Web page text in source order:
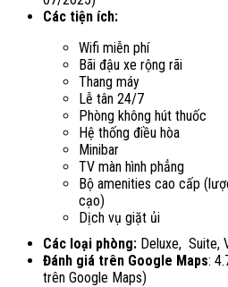
Các tiện ích:
Wifi miễn phí
Bãi đậu xe rộng rãi
Thang máy
Lễ tân 24/7
Phòng không hút thuốc
Hệ thống điều hòa
Minibar
TV màn hình phẳng
Bộ amenities cao cấp
cạo)
Dịch vụ giặt ủi
Các loại phòng: Deluxe, Suite,
Đánh giá trên Google Maps:
trên Google Maps)